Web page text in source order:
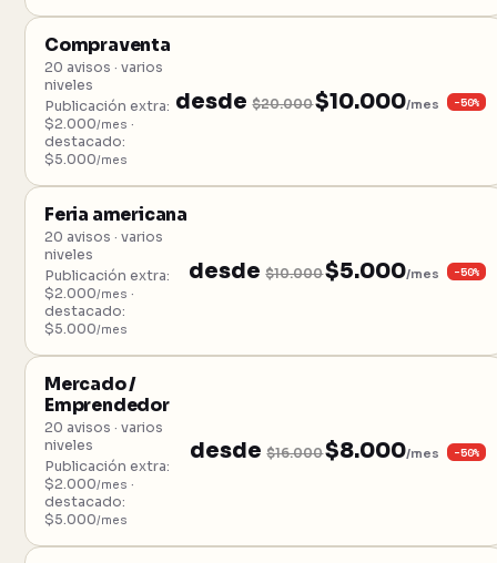
Compraventa
20 avisos · varios
niveles
Publicación extra:
$2.000/mes ·
destacado:
$5.000/mes
desde$20.000$10.000/mes −50%
Feria americana
20 avisos · varios
niveles
Publicación extra:
$2.000/mes ·
destacado:
$5.000/mes
desde$10.000$5.000/mes −50%
Mercado /
Emprendedor
20 avisos · varios
niveles
Publicación extra:
$2.000/mes ·
destacado:
$5.000/mes
desde$16.000$8.000/mes −50%